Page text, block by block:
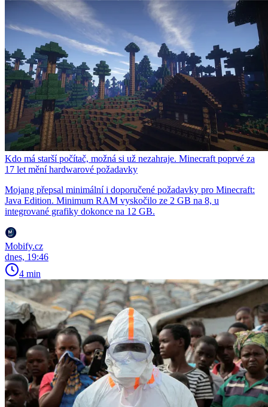
Kdo má starší počítač, možná si už nezahraje. Minecraft poprvé za
17 let mění hardwarové požadavky
Mojang přepsal minimální i doporučené požadavky pro Minecraft:
Java Edition. Minimum RAM vyskočilo ze 2 GB na 8, u
integrované grafiky dokonce na 12 GB.
Mobify.cz
dnes, 19:46
4 min